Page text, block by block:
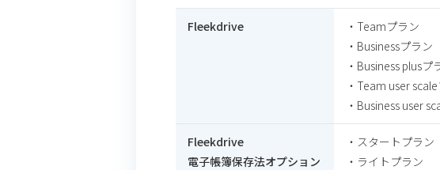
Fleekdrive
・Teamプラン
・Businessプラン
・Business plusプ
・Team user
・Business user
Fleekdrive
電子帳簿保存法オプション
・スタートプラン
・ライトプラン